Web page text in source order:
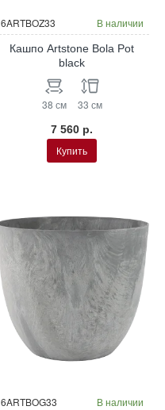
6ARTBOZ33 В наличии
Кашпо Artstone Bola Pot
black
38 см 33 см
7 560 р.
Купить
6ARTBOG33 В наличии